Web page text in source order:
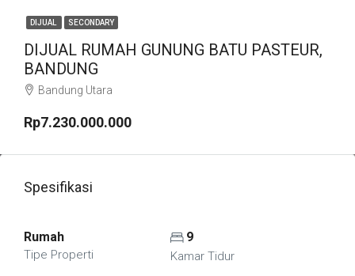
DIJUAL SECONDARY
DIJUAL RUMAH GUNUNG BATU PASTEUR,
BANDUNG
Bandung Utara
Rp7.230.000.000
Spesifikasi
Rumah
Tipe Properti
9
Kamar Tidur